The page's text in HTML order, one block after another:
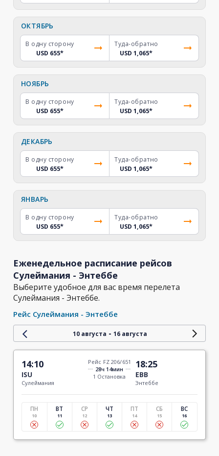
ОКТЯБРЬ
В одну сторону
USD 655*
Туда-обратно
USD 1,065*
НОЯБРЬ
В одну сторону
USD 655*
Туда-обратно
USD 1,065*
ДЕКАБРЬ
В одну сторону
USD 655*
Туда-обратно
USD 1,065*
ЯНВАРЬ
В одну сторону
USD 655*
Туда-обратно
USD 1,065*
Еженедельное расписание рейсов
Сулеймания - Энтеббе
Выберите удобное для вас время перелета
Сулеймания - Энтеббе.
Рейс Сулеймания - Энтеббе
10 августа - 16 августа
14:10
ISU
Сулеймания
Рейс FZ 206/651
28ч 14мин
1 Остановка
18:25
EBB
Энтеббе
ПН
10
ВТ
11
СР
12
ЧТ
13
ПТ
14
СБ
15
ВС
16